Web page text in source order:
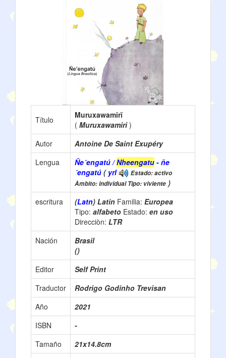
Título
Muruxawamirĩ
( Muruxawamiri)
Autor
Antoine De Saint Exupéry
Lengua
Ñe´engatú /Nheengatu - ñe
´engatú ( yrl
Estado: activo
Àmbito: individual Tipo: viviente )
escritura
(Latn) Latin Familia: Europea
Tipo: alfabeto Estado: en uso
Direcciòn: LTR
Nación
Brasil
()
Editor
Self Print
Traductor
Rodrigo Godinho Trevisan
Año
2021
ISBN
-
Tamaño
21x14.8cm